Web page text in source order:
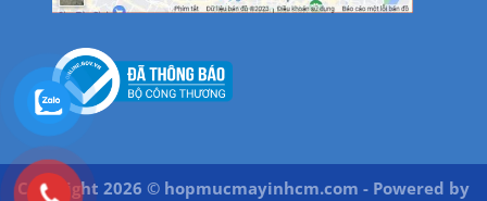
Copyright 2026 © hopmucmayinhcm.com - Powered by